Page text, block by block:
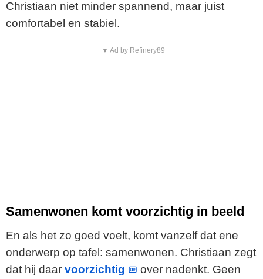
Christiaan niet minder spannend, maar juist
comfortabel en stabiel.
▼ Ad by Refinery89
Samenwonen komt voorzichtig in beeld
En als het zo goed voelt, komt vanzelf dat ene
onderwerp op tafel: samenwonen. Christiaan zegt
dat hij daar voorzichtig
over nadenkt. Geen